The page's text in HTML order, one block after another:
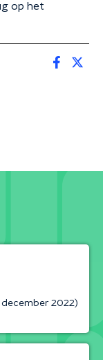
op het
december 2022)